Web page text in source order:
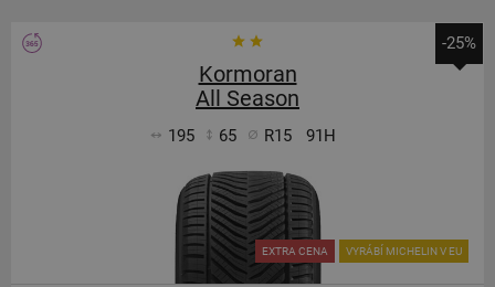
-25%
Kormoran
All Season
195 65 R15 91H
EXTRA CENA VYRÁBÍ MICHELIN V EU